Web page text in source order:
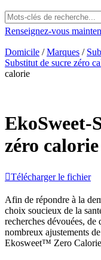
Renseignez-vous
Domicile /Marques /
Substitut de sucre zéro
calorie
zéro calorie
Télécharger le fichier
Afin de répondre à la
choix soucieux de la
recherches dévouées, de
nombreux ajustements
Ekosweet™ Zero Calorie,